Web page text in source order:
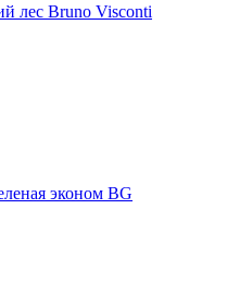
лес Bruno Visconti